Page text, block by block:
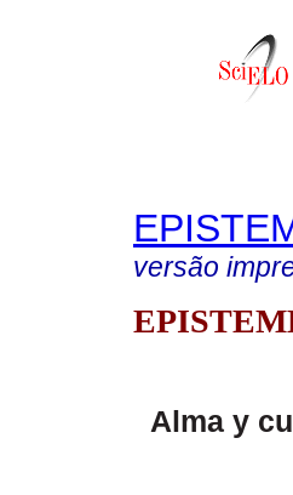
versão
Alma y